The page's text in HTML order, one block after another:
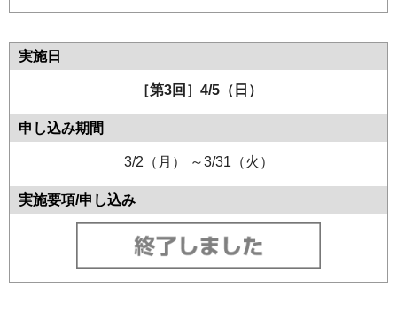
［第3回］4/5（日）
3/2（月） ～3/31（火）